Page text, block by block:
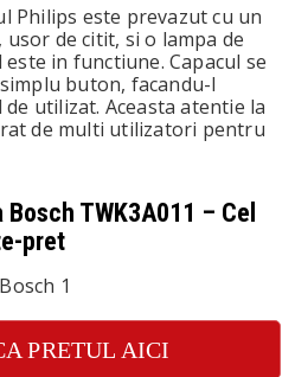
Philips este prevazut cu un
de citit, si o lampa de
in functiune. Capacul se
buton, facandu-l
utilizat. Aceasta atentie la
de multi utilizatori pentru
TWK3A011 – Cel
pret
PRETUL AICI